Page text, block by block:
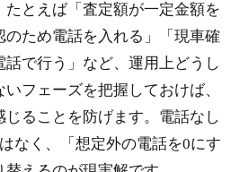
たとえば「査定額が一定金額を
のため電話を入れる」「現車確
で行う」など、運用上どうし
フェーズを把握しておけば、
ることを防げます。電話なし
なく、「想定外の電話を0にす